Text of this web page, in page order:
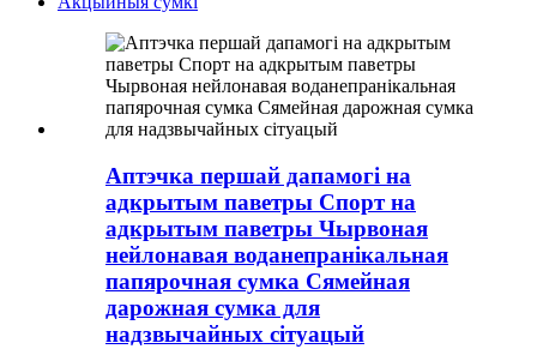
Аптэчка першай дапамогі на
адкрытым паветры Спорт на
адкрытым паветры Чырвоная
нейлонавая воданепранікальная
папярочная сумка Сямейная
дарожная сумка для
надзвычайных сітуацый